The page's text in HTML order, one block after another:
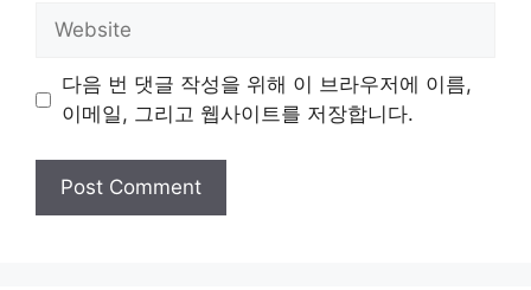
Website
다음 번 댓글 작성을 위해 이 브라우저에 이름,
이메일, 그리고 웹사이트를 저장합니다.